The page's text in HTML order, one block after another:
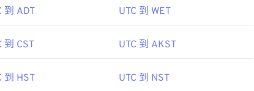
到 ADT UTC 到 WET
到 CST UTC 到 AKST
到 HST UTC 到 NST